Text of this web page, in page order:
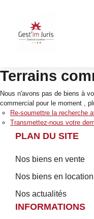
Terrains
Nous n'avons pas de biens à
commercial pour le moment ,
Re-soumettre la recherche
Transmettez-nous votre
PLAN DU SITE
Nos biens en vente
Nos biens en location
Nos actualités
INFORMATIONS